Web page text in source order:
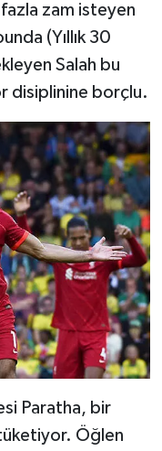
zam isteyen
(Yıllık 30
Salah bu
disiplinine borçlu.
Paratha, bir
Öğlen